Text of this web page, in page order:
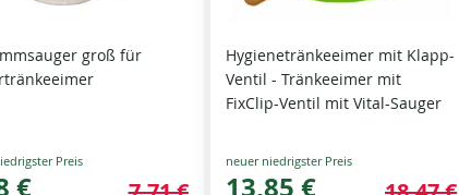
groß für
Hygienetränkeeimer mit Klapp-
Ventil - Tränkeeimer mit
FixClip-Ventil mit Vital-Sauger
Special
Price